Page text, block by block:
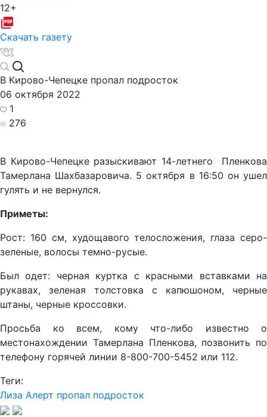
12+
Скачать газету
В Кирово-Чепецке пропал подросток
06 октября 2022
1
276
В Кирово-Чепецке разыскивают 14-летнего Пленкова
Тамерлана Шахбазаровича. 5 октября в 16:50 он ушел
гулять и не вернулся.
Приметы:
Рост: 160 см, худощавого телосложения, глаза серо-
зеленые, волосы темно-русые.
Был одет: черная куртка с красными вставками на
рукавах, зеленая толстовка с капюшоном, черные
штаны, черные кроссовки.
Просьба ко всем, кому что-либо известно о
местонахождении Тамерлана Пленкова, позвонить по
телефону горячей линии 8-800-700-5452 или 112.
Теги:
Лиза Алерт пропал подросток